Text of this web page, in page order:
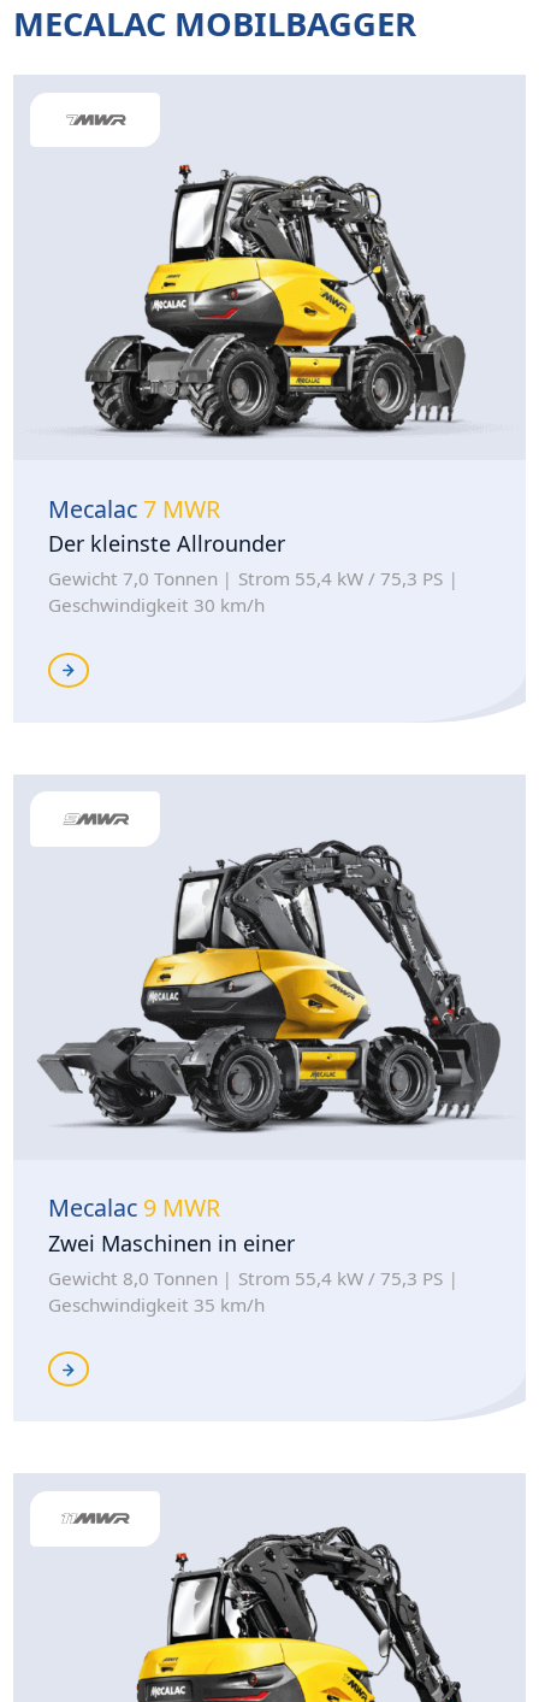
MECALAC MOBILBAGGER
Mecalac7 MWR
Der kleinste Allrounder
Gewicht 7,0 Tonnen
Strom 55,4 kW / 75,3 PS
Geschwindigkeit 30 km/h
Mecalac 9 MWR
Zwei Maschinen in einer
Gewicht 8,0 Tonnen
Strom 55,4 kW / 75,3 PS
Geschwindigkeit 35 km/h